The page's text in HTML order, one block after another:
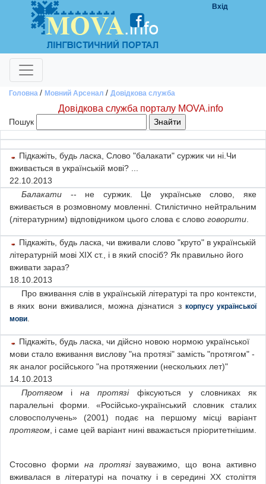
Вхід
Головна / Мовний Арсенал / Довідкова служба
Довідкова служба порталу MOVA.info
Пошук
Підкажіть, будь ласка, Слово "балакати" суржик чи ні.Чи
вживається в українській мові? ...
22.10.2013
Балакати -- не суржик. Це українське слово, яке
вживається в розмовному мовленні. Стилістично нейтральним
(літературним) відповідником цього слова є слово говорити
Підкажіть, будь ласка, чи вживали слово "круто" в українській
літературній мові XIX ст., і в який спосіб? Як правильно його
вживати зараз?
18.10.2013
Про вживання слів в українській літературі та про контексти,
в яких вони вживалися, можна дізнатися з корпусу української
мови
Підкажіть, будь ласка, чи дійсно новою нормою української
мови стало вживання вислову "на протязі" замість "протягом" -
як аналог російського "на протяжении (нескольких лет)"
14.10.2013
Протягом іна протязіфіксуються у словниках як
паралельні форми. «Російсько-український словник сталих
словосполучень» (2001) подає на першому місці варіант
протягом , і саме цей варіант нині вважається пріоритетнішим.
Стосовно форми на протязізауважимо, що вона активно
вживалася в літературі на початку і в середині ХХ століття